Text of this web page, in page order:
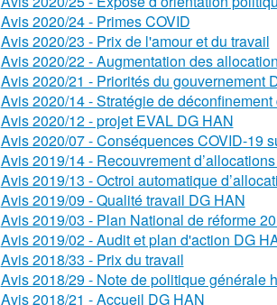
Avis 2020/24 - Primes COVID
Avis 2020/23 - Prix de l'amour et du travail
Avis 2020/22 - Augmentation des
Avis 2020/21 - Priorités du gouvernement
Avis 2020/14 - Stratégie de
Avis 2020/12 - projet EVAL DG HAN
Avis 2020/07 - Conséquences COVID-19
Avis 2019/14 - Recouvrement
Avis 2019/13 - Octroi automatique
Avis 2019/09 - Qualité travail DG HAN
Avis 2019/03 - Plan National de réforme
Avis 2019/02 - Audit et plan d'action DG
Avis 2018/33 - Prix du travail
Avis 2018/29 - Note de politique générale
Avis 2018/21 - Accueil DG HAN